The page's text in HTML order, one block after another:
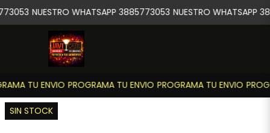
TU ENVIO PROGRAMA TU ENVIO PROGRAMA TU ENVIO
NUESTRO WHATSAPP 3885773053 NUESTRO WHATSAPP
SIN STOCK